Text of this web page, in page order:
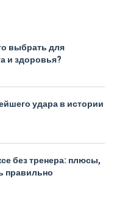
выбрать для
и здоровья?
удара в истории
без тренера: плюсы,
правильно